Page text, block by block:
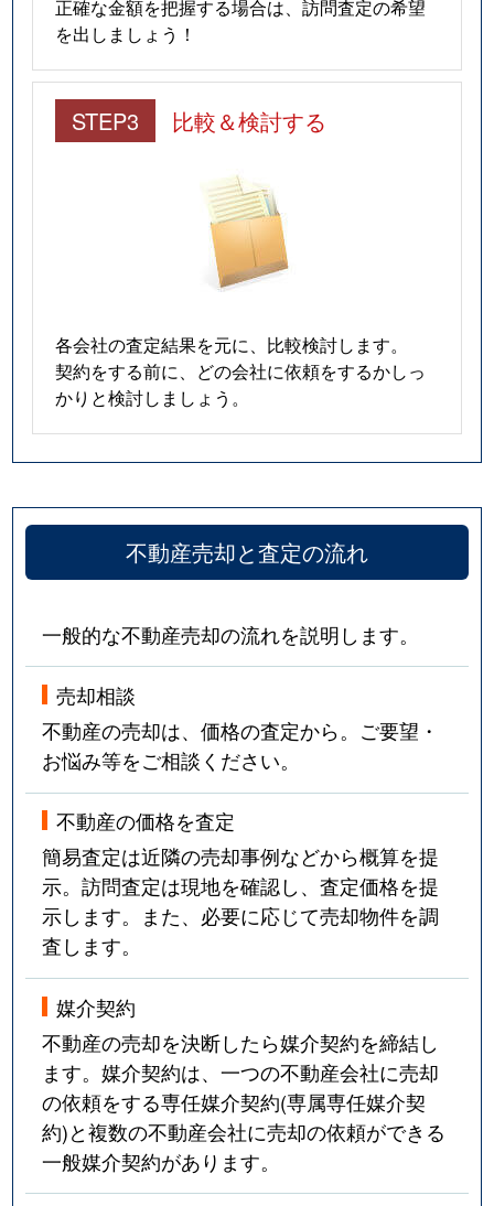
正確な金額を把握する場合は、訪問査定の希望
を出しましょう！
STEP3 比較＆検討する
各会社の査定結果を元に、比較検討します。
契約をする前に、どの会社に依頼をするかしっ
かりと検討しましょう。
不動産売却と査定の流れ
一般的な不動産売却の流れを説明します。
売却相談
不動産の売却は、価格の査定から。ご要望・
お悩み等をご相談ください。
不動産の価格を査定
簡易査定は近隣の売却事例などから概算を提
示。訪問査定は現地を確認し、査定価格を提
示します。また、必要に応じて売却物件を調
査します。
媒介契約
不動産の売却を決断したら媒介契約を締結し
ます。媒介契約は、一つの不動産会社に売却
の依頼をする専任媒介契約(専属専任媒介契
約)と複数の不動産会社に売却の依頼ができる
一般媒介契約があります。